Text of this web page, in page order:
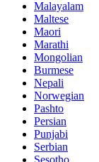
Malayalam
Maltese
Maori
Marathi
Mongolian
Burmese
Nepali
Norwegian
Pashto
Persian
Punjabi
Serbian